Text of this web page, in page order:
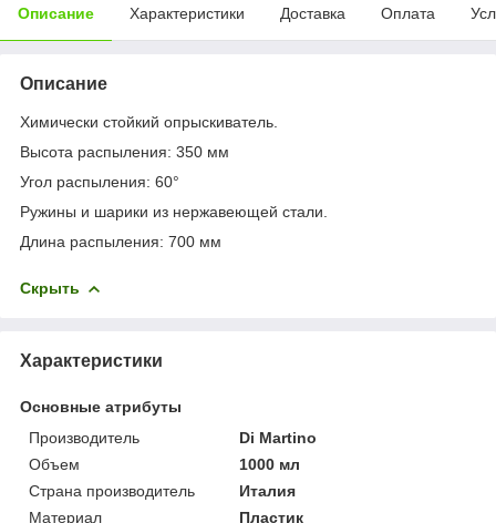
Описание Характеристики Доставка Оплата
Описание
Химически стойкий опрыскиватель.
Высота распыления: 350 мм
Угол распыления: 60°
Ружины и шарики из нержавеющей стали.
Длина распыления: 700 мм
Скрыть
Характеристики
Основные атрибуты
Производитель
Di Martino
Объем
1000 мл
Страна производитель
Италия
Материал
Пластик